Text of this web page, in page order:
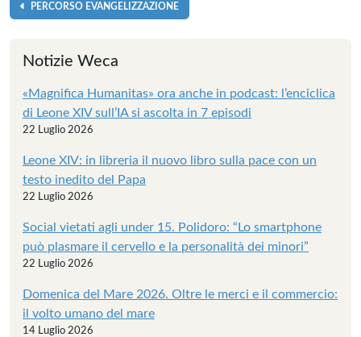
PERCORSO EVANGELIZZAZIONE
Notizie Weca
«Magnifica Humanitas» ora anche in podcast: l’enciclica
di Leone XIV sull’IA si ascolta in 7 episodi
22 Luglio 2026
Leone XIV: in libreria il nuovo libro sulla pace con un
testo inedito del Papa
22 Luglio 2026
Social vietati agli under 15. Polidoro: “Lo smartphone
può plasmare il cervello e la personalità dei minori”
22 Luglio 2026
Domenica del Mare 2026. Oltre le merci e il commercio:
il volto umano del mare
14 Luglio 2026